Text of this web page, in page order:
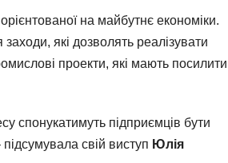
на майбутнє економіки.
які дозволять реалізувати
проекти, які мають посилити
спонукатимуть підприємців бути
свій виступ Юлія